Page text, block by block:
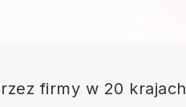
firmy w 20 krajach